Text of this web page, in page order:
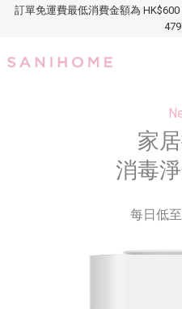
訂單免運費最低消費金額為
家
消毒
每日低